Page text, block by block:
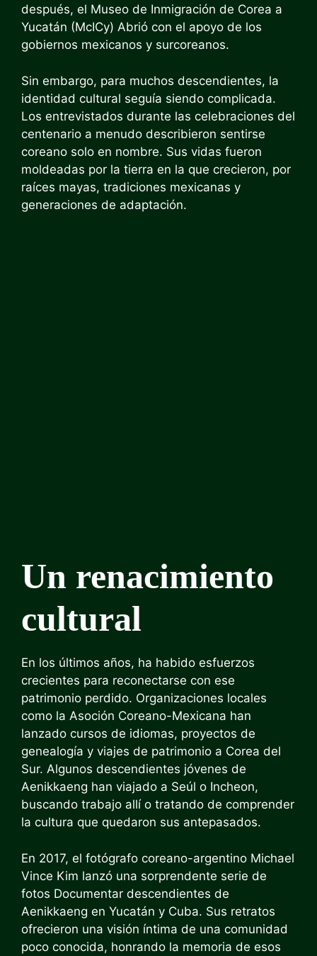
después, el Museo de Inmigración de Corea a
Yucatán (McICy) Abrió con el apoyo de los
gobiernos mexicanos y surcoreanos.
Sin embargo, para muchos descendientes, la
identidad cultural seguía siendo complicada.
Los entrevistados durante las celebraciones del
centenario a menudo describieron sentirse
coreano solo en nombre. Sus vidas fueron
moldeadas por la tierra en la que crecieron, por
raíces mayas, tradiciones mexicanas y
generaciones de adaptación.
Un renacimiento
cultural
En los últimos años, ha habido esfuerzos
crecientes para reconectarse con ese
patrimonio perdido. Organizaciones locales
como la Asoción Coreano-Mexicana han
lanzado cursos de idiomas, proyectos de
genealogía y viajes de patrimonio a Corea del
Sur. Algunos descendientes jóvenes de
Aenikkaeng han viajado a Seúl o Incheon,
buscando trabajo allí o tratando de comprender
la cultura que quedaron sus antepasados.
En 2017, el fotógrafo coreano-argentino Michael
Vince Kim lanzó una sorprendente serie de
fotos Documentar descendientes de
Aenikkaeng en Yucatán y Cuba. Sus retratos
ofrecieron una visión íntima de una comunidad
poco conocida, honrando la memoria de esos